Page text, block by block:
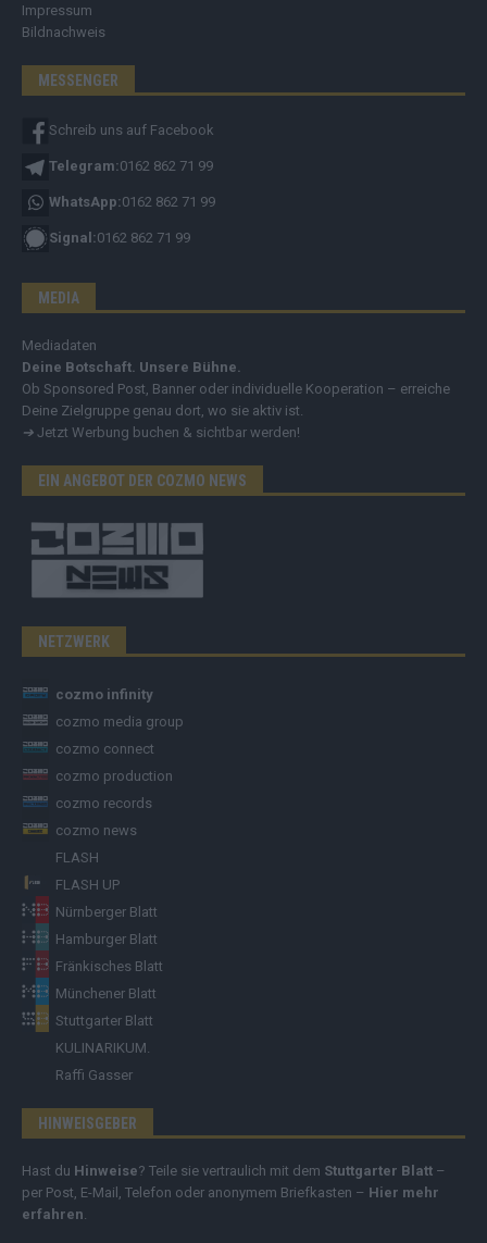
Impressum
Bildnachweis
MESSENGER
Schreib uns auf Facebook
Telegram:0162 862 71 99
WhatsApp:0162 862 71 99
Signal:0162 862 71 99
MEDIA
Mediadaten
Deine Botschaft. Unsere Bühne.
Ob Sponsored Post, Banner oder individuelle Kooperation – erreiche
Deine Zielgruppe genau dort, wo sie aktiv ist.
➔ Jetzt Werbung buchen & sichtbar werden!
EIN ANGEBOT DER COZMO NEWS
NETZWERK
cozmo infinity
cozmo media group
cozmo connect
cozmo production
cozmo records
cozmo news
FLASH
FLASH UP
Nürnberger Blatt
Hamburger Blatt
Fränkisches Blatt
Münchener Blatt
Stuttgarter Blatt
KULINARIKUM.
Raffi Gasser
HINWEISGEBER
Hast du Hinweise? Teile sie vertraulich mit dem Stuttgarter Blatt –
per Post, E-Mail, Telefon oder anonymem Briefkasten – Hier mehr
erfahren.